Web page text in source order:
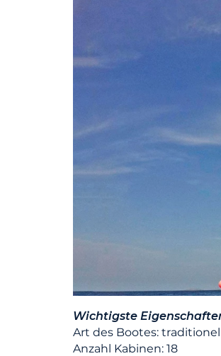
Wichtigste
Art des Bootes:
Anzahl Kabinen: 18